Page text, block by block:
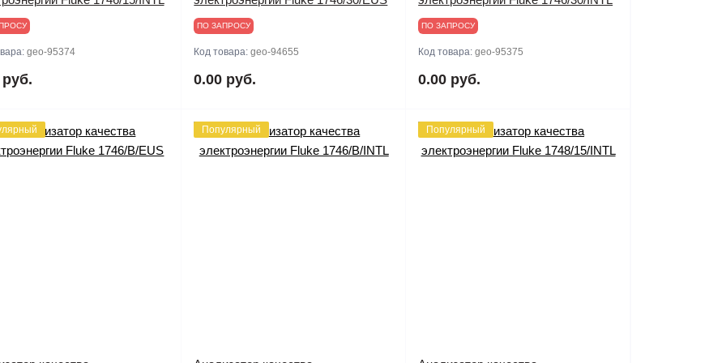
geo-95374
ПО ЗАПРОСУ
Код товара:geo-94655
0.00 руб.
ПО ЗАПРОСУ
Код товара:geo-95375
0.00 руб.
Популярный Популярный